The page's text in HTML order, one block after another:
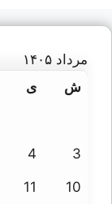
مرداد ۱۴۰۵
ش
ی
3
4
10
11